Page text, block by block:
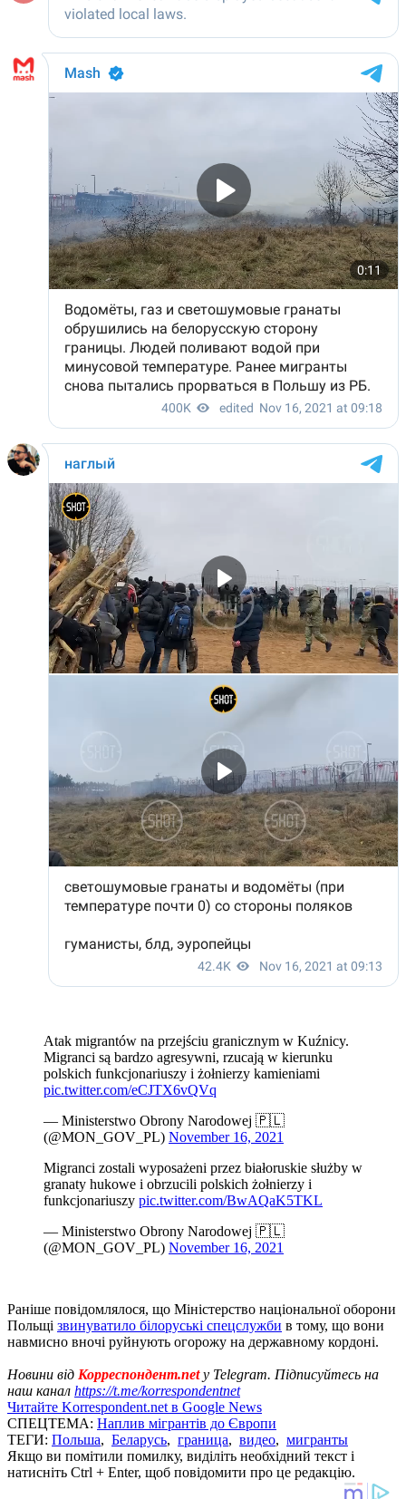
Atak migrantów na przejściu granicznym w Kuźnicy.
Migranci są bardzo agresywni, rzucają w kierunku
polskich funkcjonariuszy i żołnierzy kamieniami
pic.twitter.com/eCJTX6vQVq
— Ministerstwo Obrony Narodowej 🇵🇱
(@MON_GOV_PL) November 16, 2021
Migranci zostali wyposażeni przez białoruskie służby w
granaty hukowe i obrzucili polskich żołnierzy i
funkcjonariuszy pic.twitter.com/BwAQaK5TKL
— Ministerstwo Obrony Narodowej 🇵🇱
(@MON_GOV_PL) November 16, 2021
Раніше повідомлялося, що Міністерство національної оборони
Польщі звинуватило білоруські спецслужби в тому, що вони
навмисно вночі руйнують огорожу на державному кордоні.
Новини від Корреспондент.netу Telegram. Підписуйтесь на
наш канал https://t.me/korrespondentnet
Читайте Korrespondent.net в Google News
СПЕЦТЕМА: Наплив мігрантів до Європи
ТЕГИ: Польша, Беларусь, граница, видео, мигранты
Якщо ви помітили помилку, виділіть необхідний текст і
натисніть Ctrl + Enter, щоб повідомити про це редакцію.